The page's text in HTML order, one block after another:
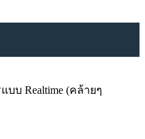
บ Realtime (คล้ายๆ